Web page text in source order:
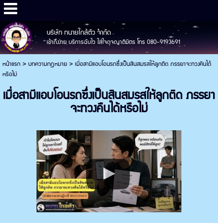
บริษัท ทนายใกล้ตัว จำกัด
เข้าถึงง่าย บริการฉับไว ใส่ใจดุจญาติมิตร โทร 080-9193691
หน้าแรก>บทความกฎหมาย>เมื่อสามีแอบโอนรถซึ่งเป็นสินสมรสให้ลูกติด ภรรยาจะทวงคืนได้
หรือไม่
เมื่อสามีแอบโอนรถซึ่งเป็นสินสมรสให้ลูกติด ภรรยา
จะทวงคืนได้หรือไม่